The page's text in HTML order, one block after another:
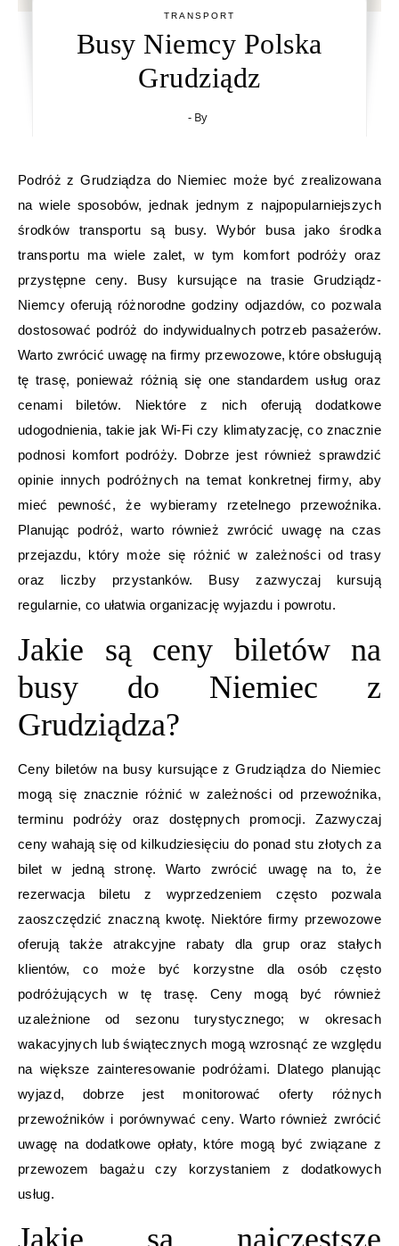
TRANSPORT
Busy Niemcy Polska
Grudziądz
- By
Podróż z Grudziądza do Niemiec może być zrealizowana
na wiele sposobów, jednak jednym z najpopularniejszych
środków transportu są busy. Wybór busa jako środka
transportu ma wiele zalet, w tym komfort podróży oraz
przystępne ceny. Busy kursujące na trasie Grudziądz-
Niemcy oferują różnorodne godziny odjazdów, co pozwala
dostosować podróż do indywidualnych potrzeb pasażerów.
Warto zwrócić uwagę na firmy przewozowe, które obsługują
tę trasę, ponieważ różnią się one standardem usług oraz
cenami biletów. Niektóre z nich oferują dodatkowe
udogodnienia, takie jak Wi-Fi czy klimatyzację, co znacznie
podnosi komfort podróży. Dobrze jest również sprawdzić
opinie innych podróżnych na temat konkretnej firmy, aby
mieć pewność, że wybieramy rzetelnego przewoźnika.
Planując podróż, warto również zwrócić uwagę na czas
przejazdu, który może się różnić w zależności od trasy
oraz liczby przystanków. Busy zazwyczaj kursują
regularnie, co ułatwia organizację wyjazdu i powrotu.
Jakie są ceny biletów na
busy do Niemiec z
Grudziądza?
Ceny biletów na busy kursujące z Grudziądza do Niemiec
mogą się znacznie różnić w zależności od przewoźnika,
terminu podróży oraz dostępnych promocji. Zazwyczaj
ceny wahają się od kilkudziesięciu do ponad stu złotych za
bilet w jedną stronę. Warto zwrócić uwagę na to, że
rezerwacja biletu z wyprzedzeniem często pozwala
zaoszczędzić znaczną kwotę. Niektóre firmy przewozowe
oferują także atrakcyjne rabaty dla grup oraz stałych
klientów, co może być korzystne dla osób często
podróżujących w tę trasę. Ceny mogą być również
uzależnione od sezonu turystycznego; w okresach
wakacyjnych lub świątecznych mogą wzrosnąć ze względu
na większe zainteresowanie podróżami. Dlatego planując
wyjazd, dobrze jest monitorować oferty różnych
przewoźników i porównywać ceny. Warto również zwrócić
uwagę na dodatkowe opłaty, które mogą być związane z
przewozem bagażu czy korzystaniem z dodatkowych
usług.
Jakie są najczęstsze